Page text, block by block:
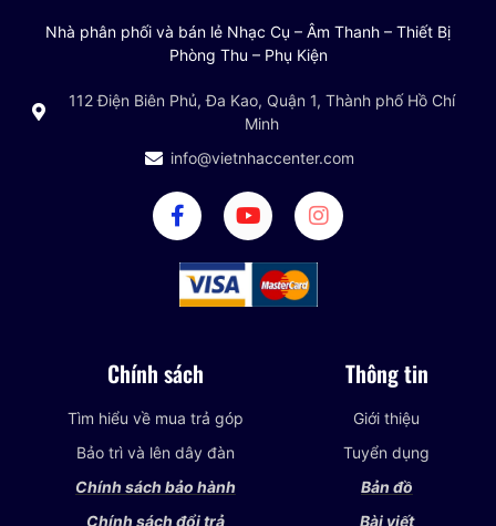
Nhà phân phối và bán lẻ Nhạc Cụ – Âm Thanh – Thiết Bị
Phòng Thu – Phụ Kiện
112 Điện Biên Phủ, Đa Kao, Quận 1, Thành phố Hồ Chí
Minh
info@vietnhaccenter.com
Chính sách
Tìm hiểu về mua trả góp
Bảo trì và lên dây đàn
Chính sách bảo hành
Chính sách đổi trả
Thông tin
Giới thiệu
Tuyển dụng
Bản đồ
Bài viết